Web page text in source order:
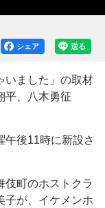
送る
シェア
ました」の取材
平、八木勇征
後11時に新設さ
町のホストクラ
子が、イケメンホ